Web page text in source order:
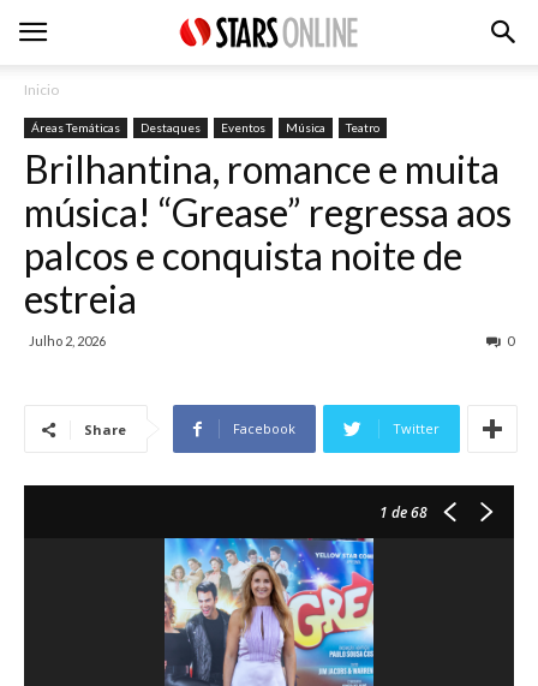
Inicio
Áreas Temáticas Destaques Eventos Música Teatro
Brilhantina, romance e muita
música! “Grease” regressa aos
palcos e conquista noite de
estreia
Julho 2, 2026 0
Share Facebook Twitter
1 de 68